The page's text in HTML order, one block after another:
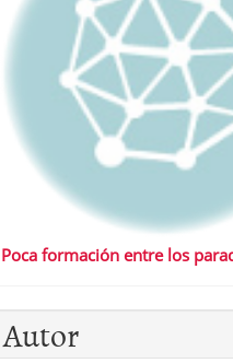
Poca formación entre los
Autor